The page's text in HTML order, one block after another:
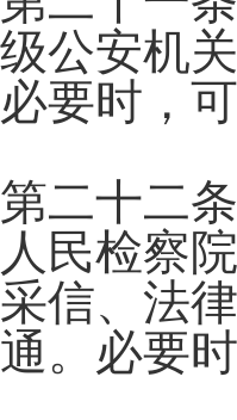
级公安机
必要时，
第二十二
人民检察
采信、法
通。必要